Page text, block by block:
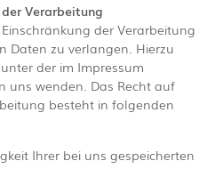
Verarbeitung
der Verarbeitung
Daten zu verlangen. Hierzu
der im Impressum
uns wenden. Das Recht auf
besteht in folgenden
Ihrer bei uns gespeicherten